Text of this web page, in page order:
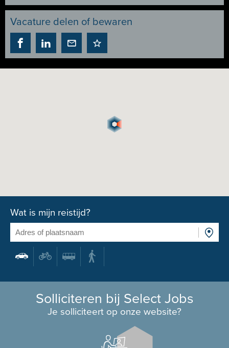
Vacature delen of bewaren
Wat is mijn reistijd?
Solliciteren bij Select Jobs
Je solliciteert op onze website?